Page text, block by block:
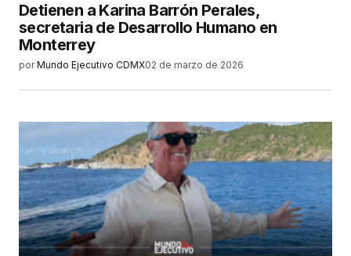
Detienen a Karina Barrón Perales,
secretaria de Desarrollo Humano en
Monterrey
por Mundo Ejecutivo CDMX02 de marzo de 2026